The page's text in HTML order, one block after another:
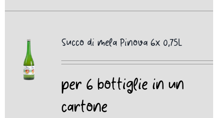
Succo di mela Pinova 6x 0,75L
per 6 bottiglie in un
cartone